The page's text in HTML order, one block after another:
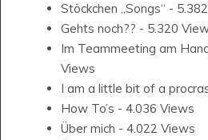
Stöckchen „Songs“ -
Gehts noch?? - 5.320
Im Teammeeting am
Views
I am a little bit of a
How To’s - 4.036 Views
Über mich - 4.022 Views